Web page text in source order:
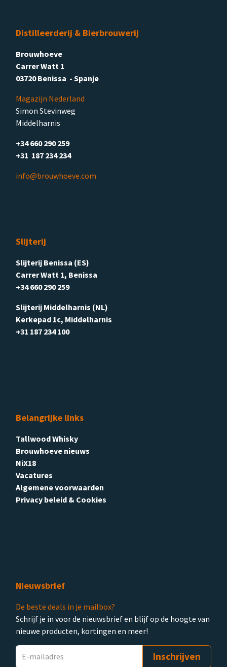
Distilleerderij & Bierbrouwerij
Brouwhoeve
Carrer Watt 1
03720 Benissa - Spanje
Magazijn Nederland
Simon Stevinweg
Middelharnis
+34 660 290 259
+31 187 234 234
info@brouwhoeve.com
Slijterij
Slijterij Benissa (ES)
Carrer Watt 1, Benissa
+34 660 290 259
Slijterij Middelharnis (NL)
Kerkepad 1c, Middelharnis
+31 187 234 100
Belangrijke links
Tallwood Whisky
Brouwhoeve nieuws
NiX18
Vacatures
Algemene voorwaarden
Privacy beleid & Cookies
Nieuwsbrief
De beste deals in je mailbox?
Schrijf je in voor de nieuwsbrief en blijf op de hoogte van
nieuwe producten, kortingen en meer!
Inschrijven